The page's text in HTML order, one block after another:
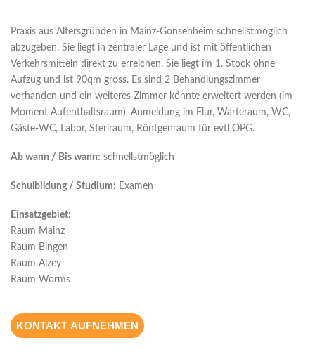
Praxis aus Altersgründen in Mainz-Gonsenheim schnellstmöglich
abzugeben. Sie liegt in zentraler Lage und ist mit öffentlichen
Verkehrsmitteln direkt zu erreichen. Sie liegt im 1. Stock ohne
Aufzug und ist 90qm gross. Es sind 2 Behandlungszimmer
vorhanden und ein weiteres Zimmer könnte erweitert werden (im
Moment Aufenthaltsraum), Anmeldung im Flur, Warteraum, WC,
Gäste-WC, Labor, Steriraum, Röntgenraum für evtl OPG.
Ab wann / Bis wann: schnellstmöglich
Schulbildung / Studium: Examen
Einsatzgebiet:
Raum Mainz
Raum Bingen
Raum Alzey
Raum Worms
KONTAKT AUFNEHMEN